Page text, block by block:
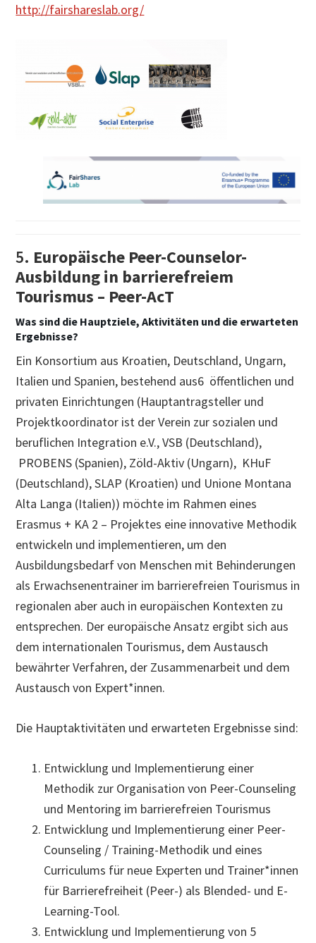
http://fairshareslab.org/
5. Europäische Peer-Counselor-
Ausbildung in barrierefreiem
Tourismus – Peer-AcT
Was sind die Hauptziele, Aktivitäten und die erwarteten
Ergebnisse?
Ein Konsortium aus Kroatien, Deutschland, Ungarn,
Italien und Spanien, bestehend aus6 öffentlichen und
privaten Einrichtungen (Hauptantragsteller und
Projektkoordinator ist der Verein zur sozialen und
beruflichen Integration e.V., VSB (Deutschland),
PROBENS (Spanien), Zöld-Aktiv (Ungarn), KHuF
(Deutschland), SLAP (Kroatien) und Unione Montana
Alta Langa (Italien)) möchte im Rahmen eines
Erasmus + KA 2 – Projektes eine innovative Methodik
entwickeln und implementieren, um den
Ausbildungsbedarf von Menschen mit Behinderungen
als Erwachsenentrainer im barrierefreien Tourismus in
regionalen aber auch in europäischen Kontexten zu
entsprechen. Der europäische Ansatz ergibt sich aus
dem internationalen Tourismus, dem Austausch
bewährter Verfahren, der Zusammenarbeit und dem
Austausch von Expert*innen.
Die Hauptaktivitäten und erwarteten Ergebnisse sind:
Entwicklung und Implementierung einer
Methodik zur Organisation von Peer-Counseling
und Mentoring im barrierefreien Tourismus
Entwicklung und Implementierung einer Peer-
Counseling / Training-Methodik und eines
Curriculums für neue Experten und Trainer*innen
für Barrierefreiheit (Peer-) als Blended- und E-
Learning-Tool.
Entwicklung und Implementierung von 5